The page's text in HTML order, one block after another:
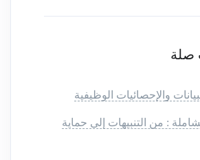
صلة
والإحصائيات الوظيفية
: من التنبيهات إلى حماية